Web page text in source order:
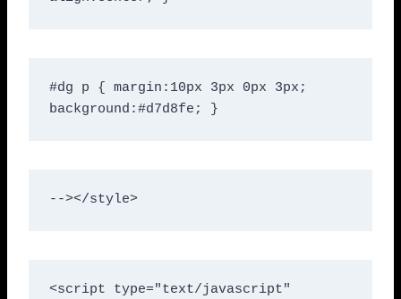
#dg p { margin:10px 3px 0px 3px;
background:#d7d8fe; }
--></style>
<script type="text/javascript"